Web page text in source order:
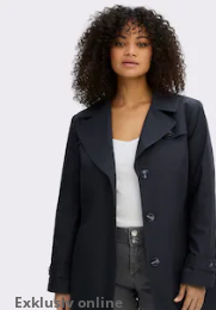
Exklusiv online